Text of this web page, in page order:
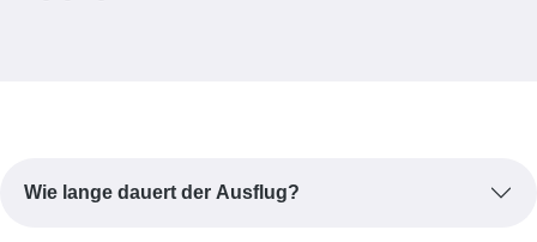
Wie lange dauert der Ausflug?